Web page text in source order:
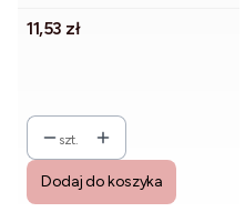
Cena
11,53 zł
szt.
Dodaj do koszyka